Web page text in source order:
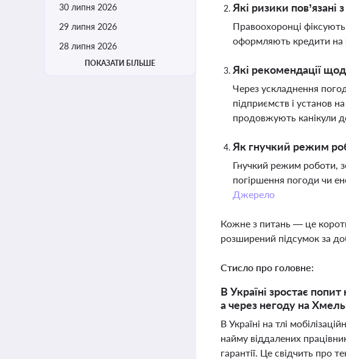
30 липня 2026
29 липня 2026
28 липня 2026
ПОКАЗАТИ БІЛЬШЕ
Які ризики
Правоохоронці
оформляють кредити на
Які рекомендації
Через ускладнення
підприємств і установ
продовжують канікули
Як гнучкий режим
Гнучкий режим роботи,
погіршення погоди чи
Джерело
Кожне з питань — це
розширений підсумок за
Стисло про головне:
В Україні зростає
а через негоду на
В Україні на тлі
найму віддалених
гарантії. Це свідчить про